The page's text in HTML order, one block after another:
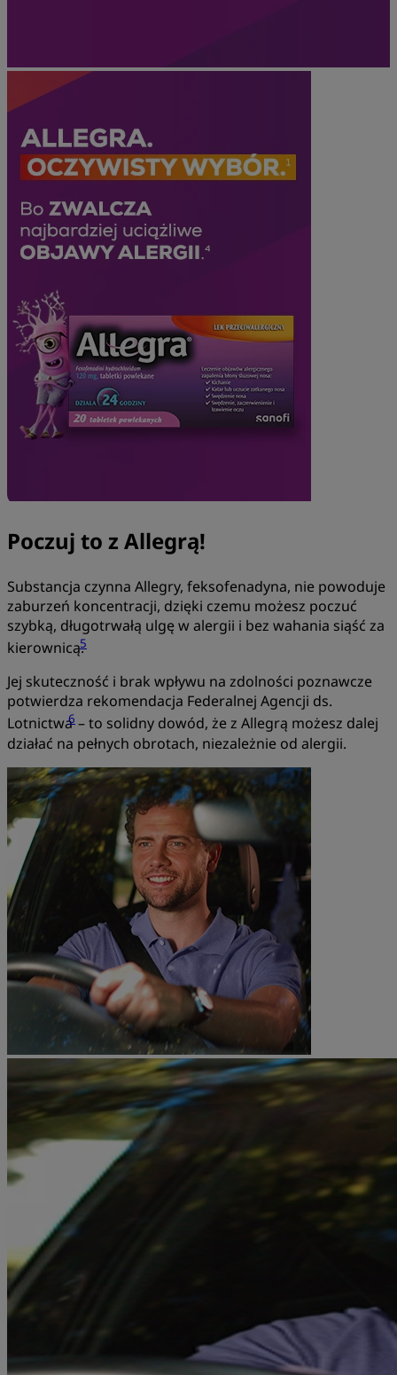
Poczuj to z Allegrą!
Substancja czynna Allegry, feksofenadyna, nie powoduje
zaburzeń koncentracji, dzięki czemu możesz poczuć
szybką, długotrwałą ulgę w alergii i bez wahania siąść za
kierownicą.5
Jej skuteczność i brak wpływu na zdolności poznawcze
potwierdza rekomendacja Federalnej Agencji ds.
Lotnictwa6 – to solidny dowód, że z Allegrą możesz dalej
działać na pełnych obrotach, niezależnie od alergii.